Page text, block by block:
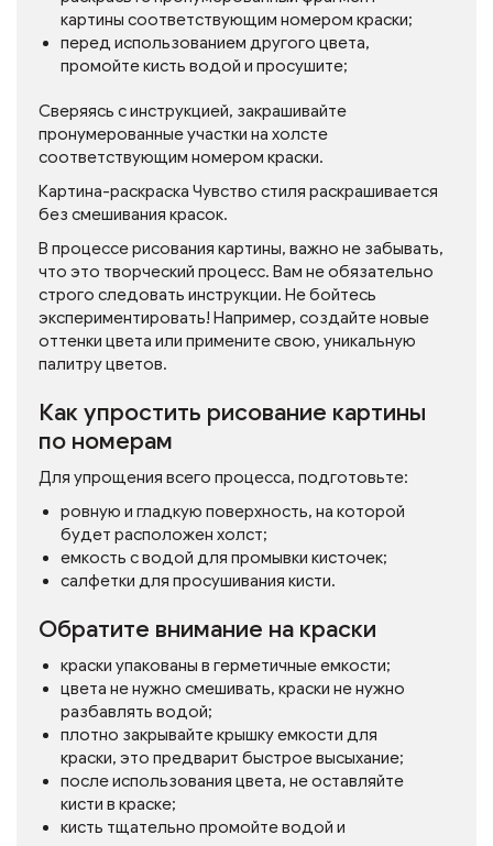
картины соответствующим номером краски;
перед использованием другого цвета,
промойте кисть водой и просушите;
Сверяясь с инструкцией, закрашивайте
пронумерованные участки на холсте
соответствующим номером краски.
Картина-раскраска Чувство стиля раскрашивается
без смешивания красок.
В процессе рисования картины, важно не забывать,
что это творческий процесс. Вам не обязательно
строго следовать инструкции. Не бойтесь
экспериментировать! Например, создайте новые
оттенки цвета или примените свою, уникальную
палитру цветов.
Как упростить рисование картины
по номерам
Для упрощения всего процесса, подготовьте:
ровную и гладкую поверхность, на которой
будет расположен холст;
емкость с водой для промывки кисточек;
салфетки для просушивания кисти.
Обратите внимание на краски
краски упакованы в герметичные емкости;
цвета не нужно смешивать, краски не нужно
разбавлять водой;
плотно закрывайте крышку емкости для
краски, это предварит быстрое высыхание;
после использования цвета, не оставляйте
кисти в краске;
кисть тщательно промойте водой и